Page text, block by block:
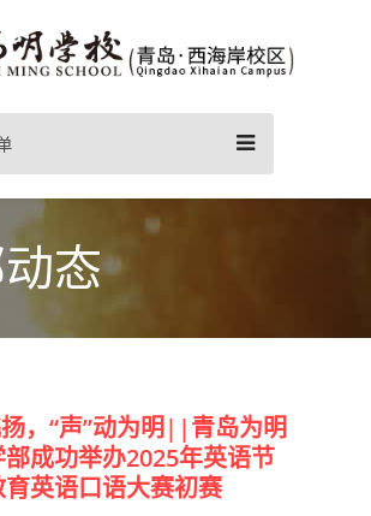
态
，“声”动为明||青岛为明
成功举办2025年英语节
英语口语大赛初赛